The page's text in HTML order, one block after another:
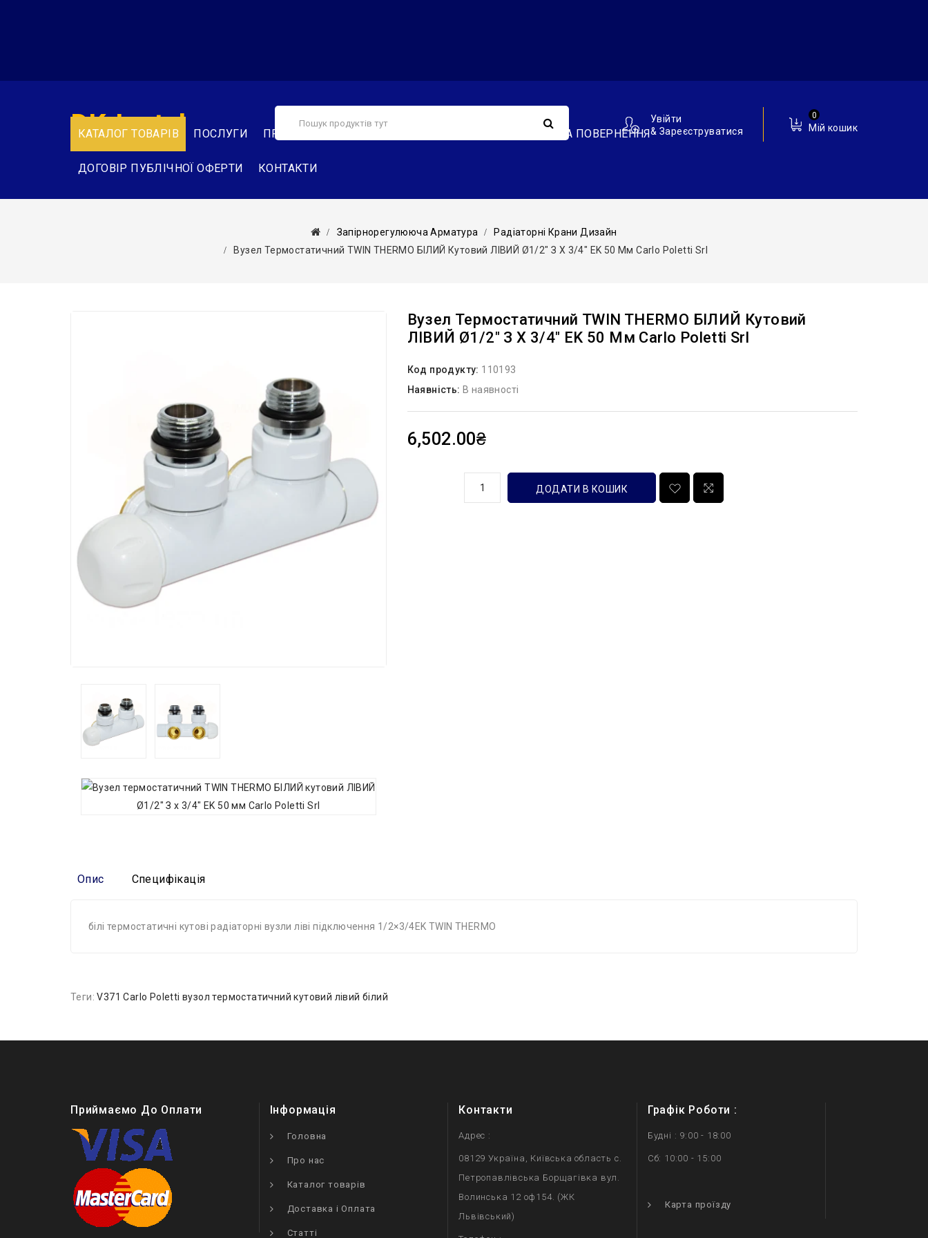
КАТАЛОГ ТОВАРІВ ПОСЛУГИ ПРО НАС ОБМІН ТА ПОВЕРНЕННЯ
ДОГОВІР ПУБЛІЧНОЇ ОФЕРТИ КОНТАКТИ
Мій кошик
0
Увійти
& Зареєструватися
DK-Instal
Запірнорегулююча Арматура
Радіаторні Крани Дизайн
Вузел Термостатичний TWIN THERMO БІЛИЙ Кутовий ЛІВИЙ Ø1/2″ З X 3/4″ EK 50 Мм Carlo Poletti Srl
Вузел Термостатичний TWIN THERMO БІЛИЙ Кутовий
ЛІВИЙ Ø1/2″ З X 3/4″ EK 50 Мм Carlo Poletti Srl
Код продукту: 110193
Наявність: В наявності
6,502.00₴
ДОДАТИ В КОШИК
Опис Специфікація
білі термостатичні кутові радіаторні вузли ліві підключення 1/2×3/4EK TWIN THERMO
Теги:V371 Carlo Poletti вузол термостатичний кутовий лівий білий
Приймаємо До Оплати Інформація
Головна
Про нас
Каталог товарів
Доставка і Оплата
Статті
Контакти
Адрес :
08129 Україна, Київська область с.
Петропавлівська Борщагівка вул.
Волинська 12 оф154. (ЖК
Львівський)
Графік Роботи :
Будні : 9:00 - 18:00
Сб: 10:00 - 15:00
Карта проїзду